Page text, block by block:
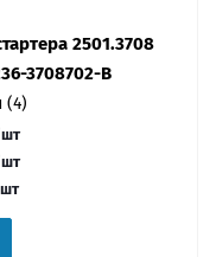
2501.3708
3708702-В
(4)